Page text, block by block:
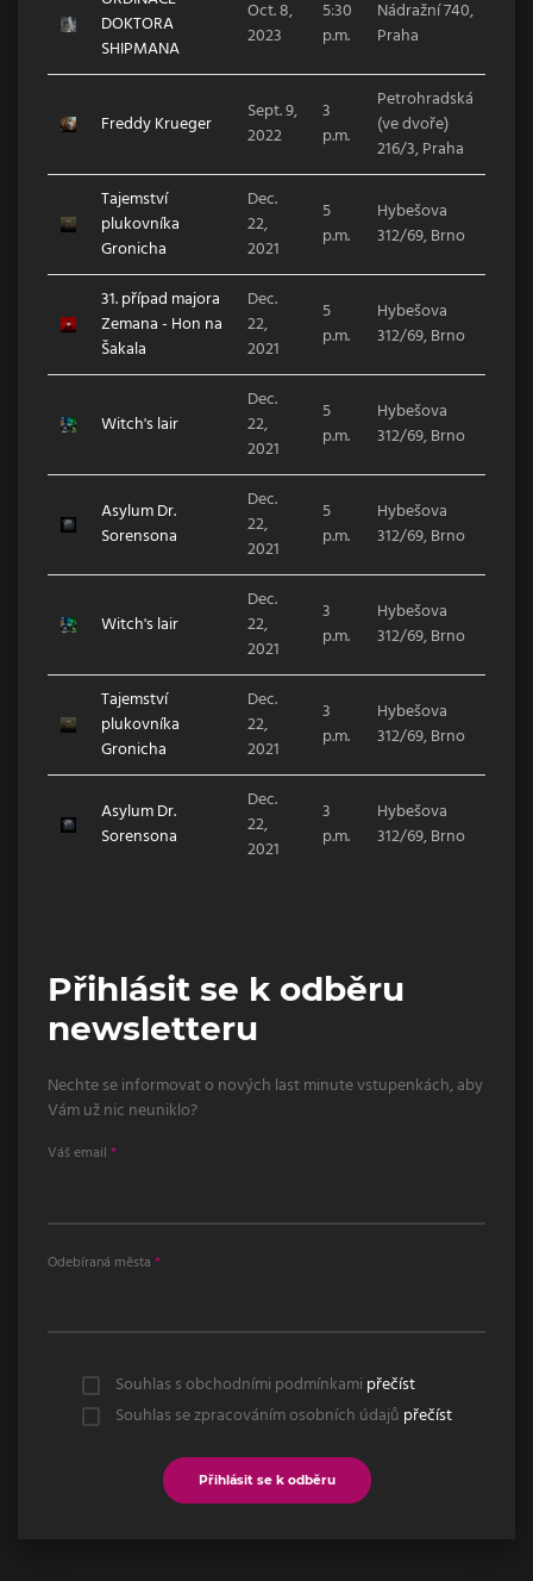
DOKTORA
SHIPMANA
Oct. 8,
2023
5:30
p.m.
Nádražní 740,
Praha
Freddy Krueger
Sept. 9,
2022
3
p.m.
Petrohradská
(ve dvoře)
216/3, Praha
Tajemství
plukovníka
Gronicha
Dec.
22,
2021
5
p.m.
Hybešova
312/69, Brno
31. případ majora
Zemana - Hon na
Šakala
Dec.
22,
2021
5
p.m.
Hybešova
312/69, Brno
Witch's lair
Dec.
22,
2021
5
p.m.
Hybešova
312/69, Brno
Asylum Dr.
Sorensona
Dec.
22,
2021
5
p.m.
Hybešova
312/69, Brno
Witch's lair
Dec.
22,
2021
3
p.m.
Hybešova
312/69, Brno
Tajemství
plukovníka
Gronicha
Dec.
22,
2021
3
p.m.
Hybešova
312/69, Brno
Asylum Dr.
Sorensona
Dec.
22,
2021
3
p.m.
Hybešova
312/69, Brno
Přihlásit se k odběru
newsletteru
Nechte se informovat o nových last minute vstupenkách, aby
Vám už nic neuniklo?
Váš email
Odebíraná města
Souhlas s obchodními podmínkami přečíst
Souhlas se zpracováním osobních údajů přečíst
Přihlásit se k odběru